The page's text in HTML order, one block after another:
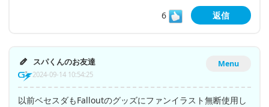
6
返信
Menu
スパくんのお友達
2024-09-14 10:54:25
以前ベセスダもFalloutのグッズにファンイラスト無断使用し